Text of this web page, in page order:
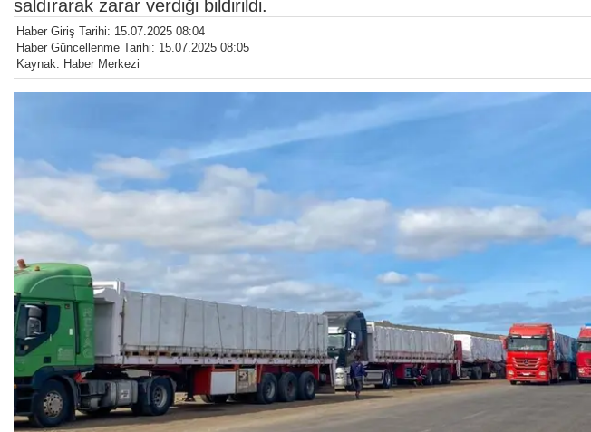
saldırarak zarar verdiği bildirildi.
Haber Giriş Tarihi: 15.07.2025 08:04
Haber Güncellenme Tarihi: 15.07.2025 08:05
Kaynak: Haber Merkezi